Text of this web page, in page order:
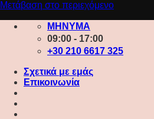
Μετάβαση στο περιεχόμενο
ΜΗΝΥΜΑ
09:00 - 17:00
+30 210 6617 325
Σχετικά με εμάς
Επικοινωνία